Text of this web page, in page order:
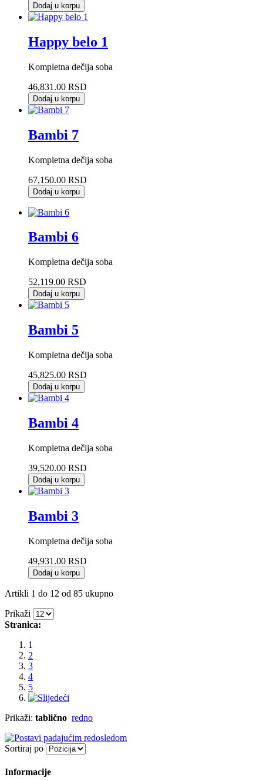
Dodaj u korpu
Happy belo 1
Kompletna dečija soba
46,831.00 RSD
Dodaj u korpu
Bambi 7
Kompletna dečija soba
67,150.00 RSD
Dodaj u korpu
Bambi 6
Kompletna dečija soba
52,119.00 RSD
Dodaj u korpu
Bambi 5
Kompletna dečija soba
45,825.00 RSD
Dodaj u korpu
Bambi 4
Kompletna dečija soba
39,520.00 RSD
Dodaj u korpu
Bambi 3
Kompletna dečija soba
49,931.00 RSD
Dodaj u korpu
Artikli 1 do 12 od 85 ukupno
Prikaži
Stranica:
1
2
3
4
5
Prikaži: tablično redno
Sortiraj po
Informacije